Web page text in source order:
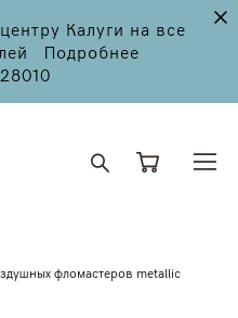
Калуги на все
Подробнее
фломастеров metallic